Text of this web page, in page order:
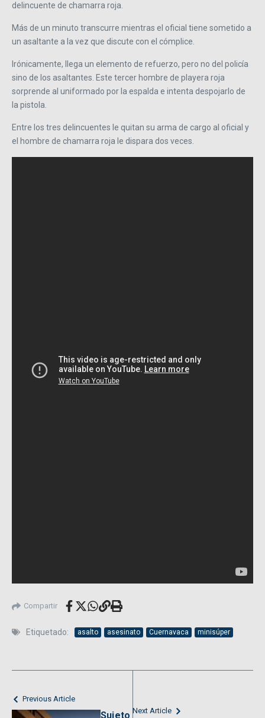
delincuente de chamarra roja.
Más de un minuto transcurre mientras el oficial tiene sometido a
un asaltante a la vez que discute con el cómplice.
Irónicamente, llega un elemento de refuerzo, pero no del policía
sino de los asaltantes. Este tercer hombre de playera roja
sorprende al uniformado por la espalda e intenta despojarlo de
la pistola.
Entre los tres delincuentes le quitan su arma de cargo al oficial y
el hombre de chamarra roja le dispara dos veces.
Compartir
Etiquetado: asalto asesinato Cuernavaca minisúper
Previous Article
Sujeto Next Article